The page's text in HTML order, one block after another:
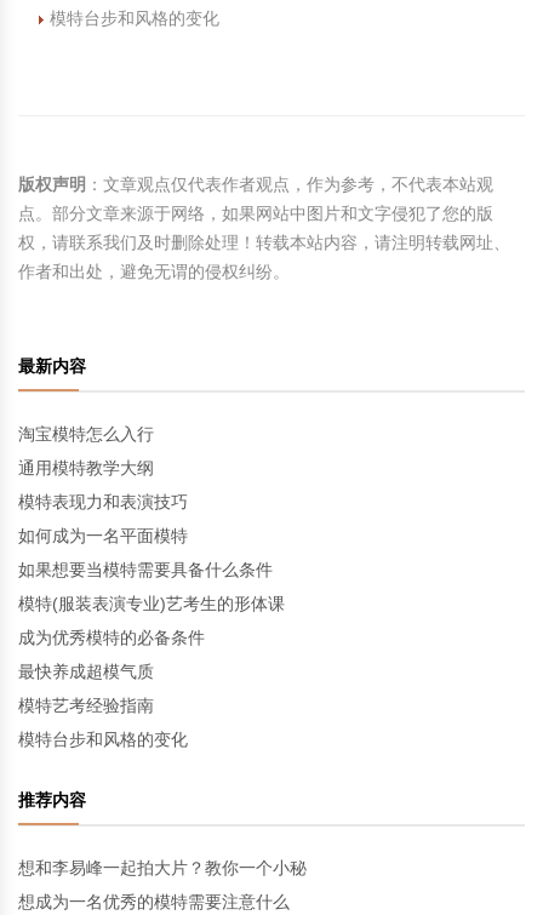
模特台步和风格的变化
版权声明 ：文章观点仅代表作者观点，作为参考，不代表本站观
点。部分文章来源于网络，如果网站中图片和文字侵犯了您的版
权，请联系我们及时删除处理！转载本站内容，请注明转载网址、
作者和出处，避免无谓的侵权纠纷。
最新内容
淘宝模特怎么入行
通用模特教学大纲
模特表现力和表演技巧
如何成为一名平面模特
如果想要当模特需要具备什么条件
模特(服装表演专业)艺考生的形体课
成为优秀模特的必备条件
最快养成超模气质
模特艺考经验指南
模特台步和风格的变化
推荐内容
想和李易峰一起拍大片？教你一个小秘
想成为一名优秀的模特需要注意什么